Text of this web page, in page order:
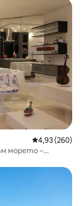
Средна
4,93 (260)
морето –